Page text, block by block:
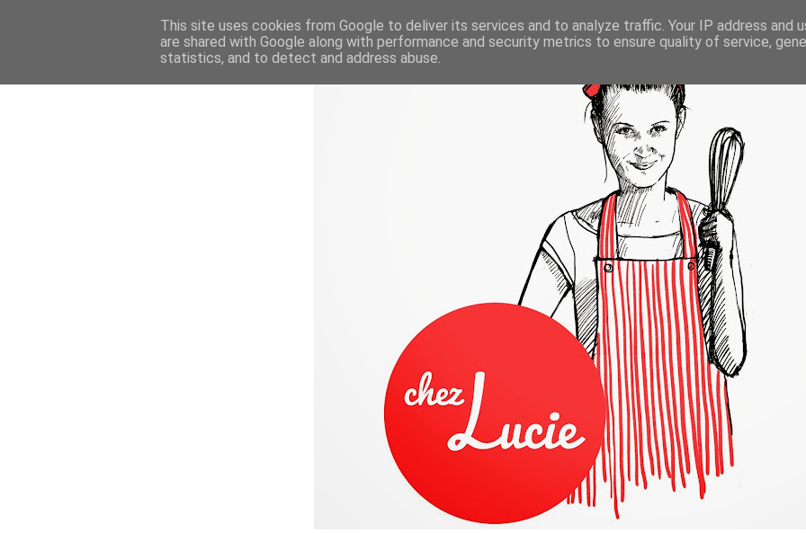
This site uses cookies from Google to deliver its services and to analyze traffic. Your IP address and
are shared with Google along with performance and security metrics to ensure quality of service,
statistics, and to detect and address abuse.